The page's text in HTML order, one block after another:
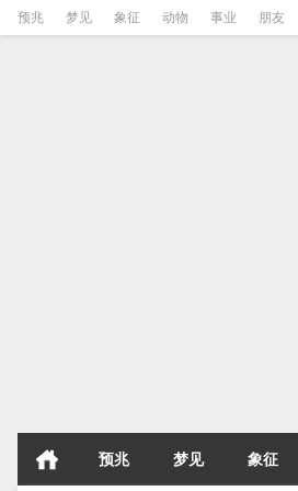
预兆 梦见 象征 动物 事业 朋友
预兆 梦见 象征